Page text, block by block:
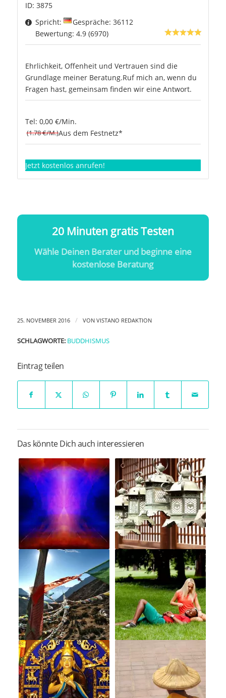
ID: 3875
Spricht:
Gespräche: 36112
Bewertung: 4.9 (6970)
Ehrlichkeit, Offenheit und Vertrauen sind die
Grundlage meiner Beratung.Ruf mich an, wenn du
Fragen hast, gemeinsam finden wir eine Antwort.
Tel: 0,00 €/Min.
(1.78 €/M.)Aus dem Festnetz*
Jetzt kostenlos anrufen!
20 Minuten gratis Testen
Wähle Deinen Berater und beginne eine
kostenlose Beratung
25. NOVEMBER 2016 / VON VISTANO REDAKTION
SCHLAGWORTE: BUDDHISMUS
Eintrag teilen
Das könnte Dich auch interessieren